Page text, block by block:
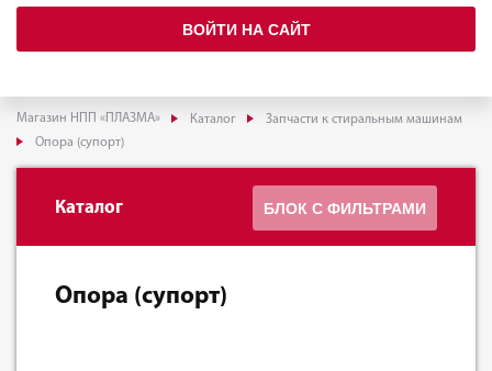
ВОЙТИ НА САЙТ
Магазин НПП «ПЛАЗМА» Каталог
Запчасти к стиральным машинам
Опора (супорт)
Каталог БЛОК С ФИЛЬТРАМИ
Опора (супорт)